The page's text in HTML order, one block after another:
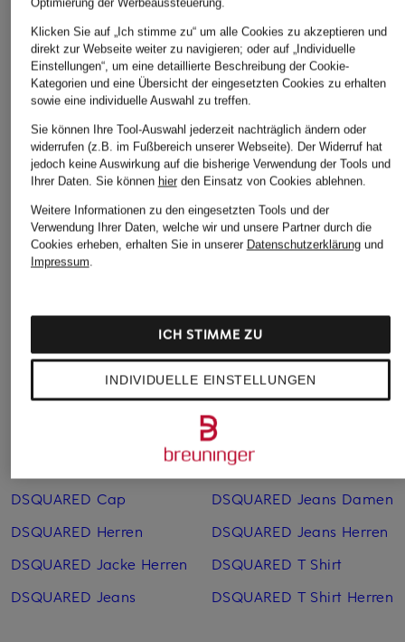
DSQUARED2
Cropped Jeans TEDDY
CHF 270
DSQUARED2
Cropped Jeans TEDDY
7/8-Jeans
DSQUARED Cap
DSQUARED Herren
DSQUARED Jacke Herren
DSQUARED Jeans
DSQUARED Jeans Damen
DSQUARED Jeans Herren
DSQUARED T Shirt
DSQUARED T Shirt Herren
Optimierung der Werbeaussteuerung.
Klicken Sie auf „Ich stimme zu“ um alle Cookies zu akzeptieren und
direkt zur Webseite weiter zu navigieren; oder auf „Individuelle
Einstellungen“, um eine detaillierte Beschreibung der Cookie-
Kategorien und eine Übersicht der eingesetzten Cookies zu erhalten
sowie eine individuelle Auswahl zu treffen.
Sie können Ihre Tool-Auswahl jederzeit nachträglich ändern oder
widerrufen (z.B. im Fußbereich unserer Webseite). Der Widerruf hat
jedoch keine Auswirkung auf die bisherige Verwendung der Tools und
Ihrer Daten. Sie können hierden Einsatz von Cookies ablehnen.
Weitere Informationen zu den eingesetzten Tools und der
Verwendung Ihrer Daten, welche wir und unsere Partner durch die
Cookies erheben, erhalten Sie in unserer Datenschutzerklärungund
Impressum.
INDIVIDUELLE EINSTELLUNGEN
ICH STIMME ZU